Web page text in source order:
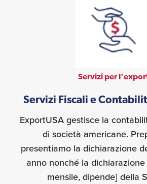
Servizi per
Servizi Fiscali e
ExportUSA gestisce la
di società americane.
presentiamo la dichiarazione
anno nonché la
mensile, dipende] della